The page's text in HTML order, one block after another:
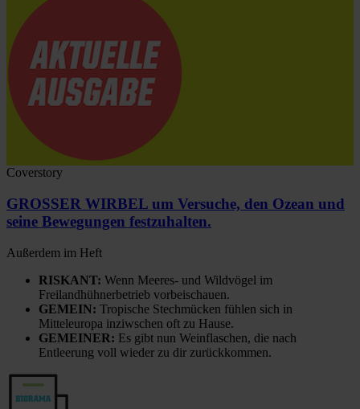
Coverstory
GROSSER WIRBEL um Versuche, den Ozean und
seine Bewegungen festzuhalten.
Außerdem im Heft
RISKANT: Wenn Meeres- und Wildvögel im
Freilandhühnerbetrieb vorbeischauen.
GEMEIN: Tropische Stechmücken fühlen sich in
Mitteleuropa inziwschen oft zu Hause.
GEMEINER: Es gibt nun Weinflaschen, die nach
Entleerung voll wieder zu dir zurückkommen.